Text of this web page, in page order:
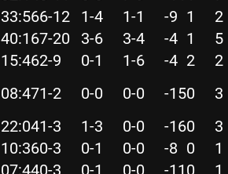
33:566-12 1-4 1-1 -9 1
2
40:167-20 3-6 3-4 -4 1
5
15:462-9 0-1 1-6 -4 2
2
08:471-2 0-0 0-0 -150
3
22:041-3 1-3 0-0 -160
3
10:360-3 0-1 0-0 -8 0
1
07:440-3 0-1 0-0 -110
1